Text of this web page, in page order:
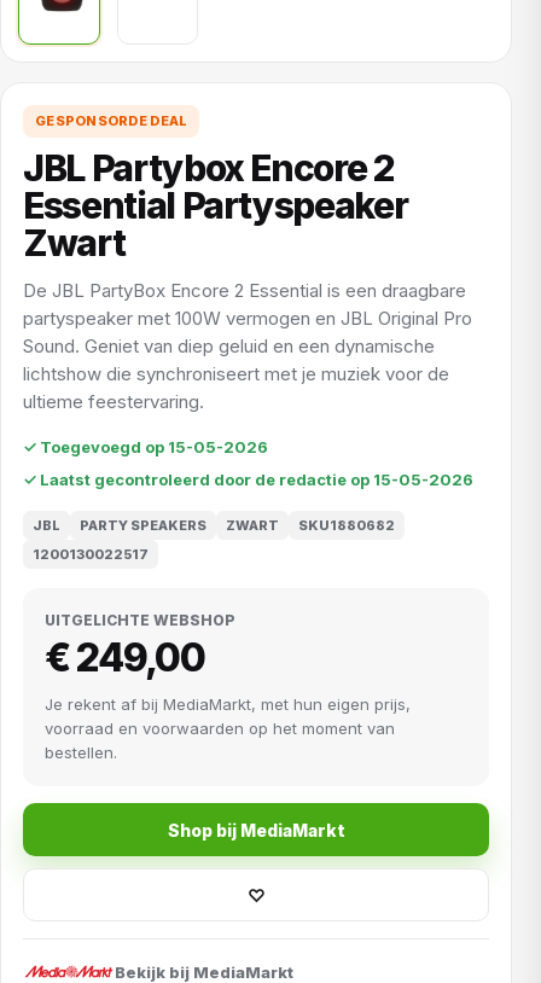
GESPONSORDE DEAL
JBL Partybox Encore 2
Essential Partyspeaker
Zwart
De JBL PartyBox Encore 2 Essential is een draagbare
partyspeaker met 100W vermogen en JBL Original Pro
Sound. Geniet van diep geluid en een dynamische
lichtshow die synchroniseert met je muziek voor de
ultieme feestervaring.
✓ Toegevoegd op 15-05-2026
✓ Laatst gecontroleerd door de redactie op 15-05-2026
JBL PARTY SPEAKERS ZWART
SKU1880682
1200130022517
UITGELICHTE WEBSHOP
€ 249,00
Je rekent af bij MediaMarkt, met hun eigen prijs,
voorraad en voorwaarden op het moment van
bestellen.
Shop bij MediaMarkt
♡
Bekijk bij MediaMarkt